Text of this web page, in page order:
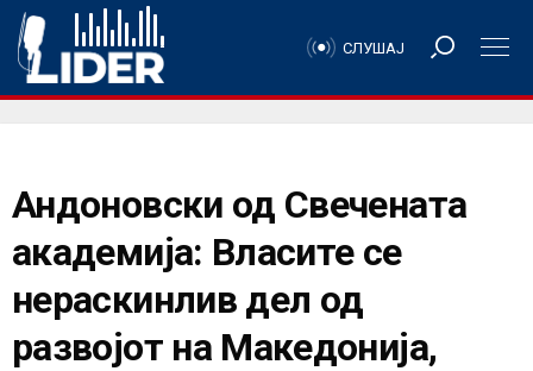
СЛУШАЈ
Андоновски од Свечената
академија: Власите се
нераскинлив дел од
развојот на Македонија,